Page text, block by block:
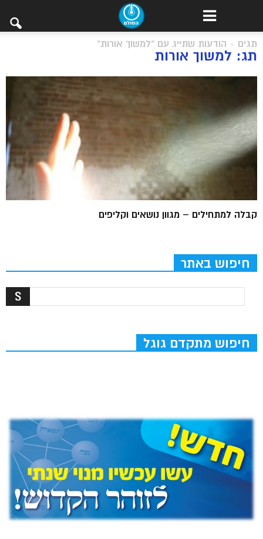
תגים הודעות שתייג עם "למשוך אורות"
תג: למשוך אורות
קבלה למתחילים – מגוון נושאים וקליפים
חיפוש באתר
חיפוש מתקדם גוגל